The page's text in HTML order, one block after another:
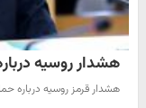
هشدار روسیه
هشدار قرمز روسیه درباره